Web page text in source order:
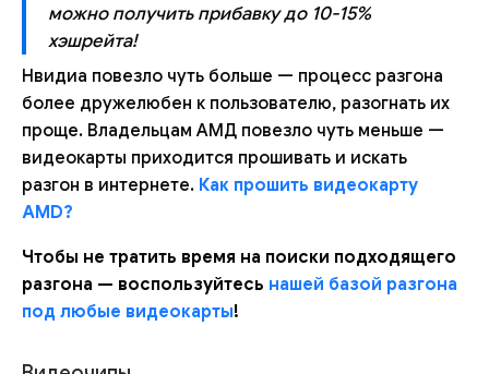
можно получить прибавку до 10-15%
хэшрейта!
Нвидиа повезло чуть больше — процесс разгона
более дружелюбен к пользователю, разогнать их
проще. Владельцам АМД повезло чуть меньше —
видеокарты приходится прошивать и искать
разгон в интернете. Как прошить видеокарту
AMD?
Чтобы не тратить время на поиски подходящего
разгона — воспользуйтесь нашей базой разгона
под любые видеокарты!